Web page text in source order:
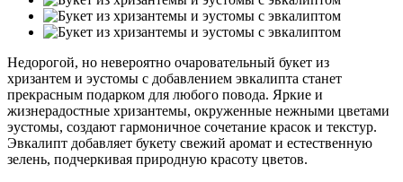
Недорогой, но невероятно очаровательный букет из
хризантем и эустомы с добавлением эвкалипта станет
прекрасным подарком для любого повода. Яркие и
жизнерадостные хризантемы, окруженные нежными цветами
эустомы, создают гармоничное сочетание красок и текстур.
Эвкалипт добавляет букету свежий аромат и естественную
зелень, подчеркивая природную красоту цветов.